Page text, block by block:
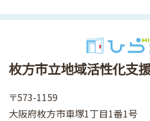
枚方市立地域活性化支
〒573-1159
大阪府枚方市車塚1丁目1番1号